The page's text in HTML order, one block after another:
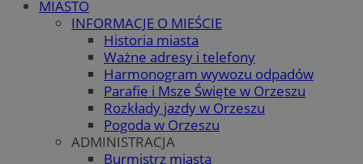
MIASTO
INFORMACJE O MIEŚCIE
Historia miasta
Ważne adresy i telefony
Harmonogram wywozu odpadów
Parafie i Msze Święte w Orzeszu
Rozkłady jazdy w Orzeszu
Pogoda w Orzeszu
ADMINISTRACJA
Burmistrz miasta